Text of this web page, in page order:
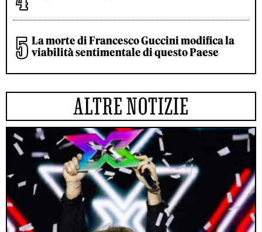
La morte di Francesco Guccini modifica la
viabilità sentimentale di questo Paese
ALTRE NOTIZIE